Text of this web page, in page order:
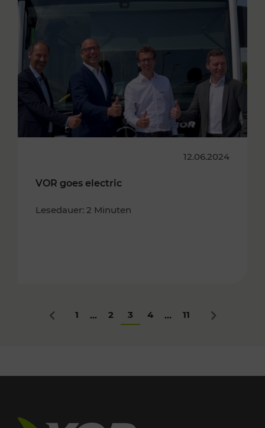
12.06.2024
VOR goes electric
Lesedauer: 2 Minuten
Zurück
1 ... 2 3 4 ... 11 Nächstes